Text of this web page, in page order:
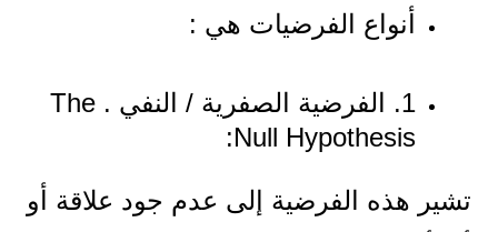
أنواع الفرضيات هي :
1. الفرضية الصفرية / النفي . The
Null Hypothesis:
تشير هذه الفرضية إلى عدم جود علاقة أو